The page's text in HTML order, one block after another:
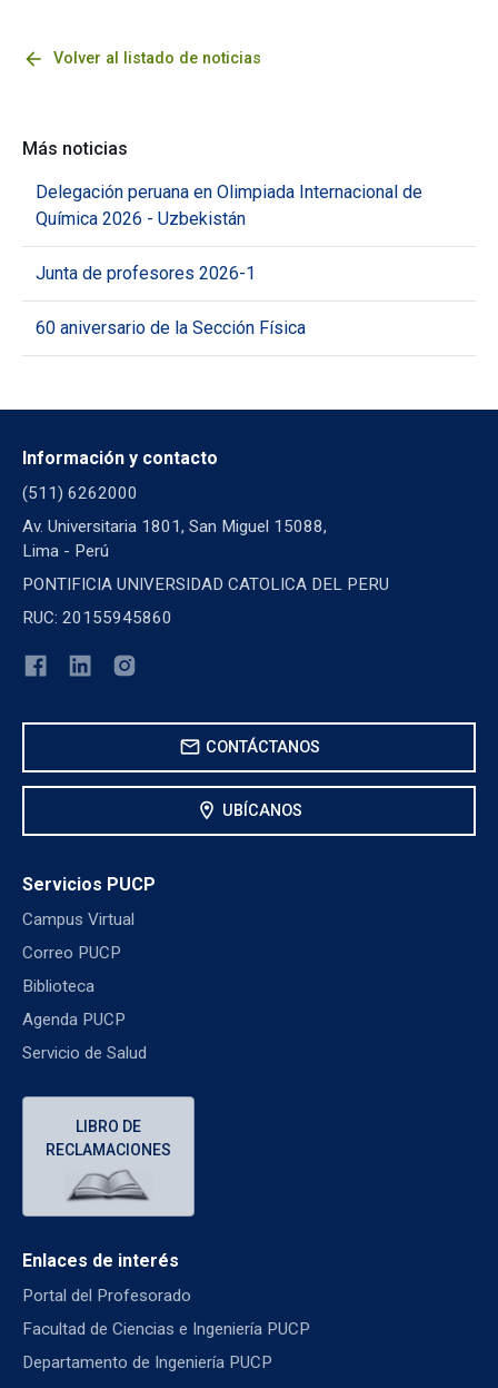
arrow_back Volver al listado de noticias
Más noticias
Delegación peruana en Olimpiada Internacional de
Química 2026 - Uzbekistán
Junta de profesores 2026-1
60 aniversario de la Sección Física
Información y contacto
(511) 6262000
Av. Universitaria 1801, San Miguel 15088,
Lima - Perú
PONTIFICIA UNIVERSIDAD CATOLICA DEL PERU
RUC: 20155945860
mail CONTÁCTANOS
location_on UBÍCANOS
Servicios PUCP
Campus Virtual
Correo PUCP
Biblioteca
Agenda PUCP
Servicio de Salud
LIBRO DE
RECLAMACIONES
Enlaces de interés
Portal del Profesorado
Facultad de Ciencias e Ingeniería PUCP
Departamento de Ingeniería PUCP